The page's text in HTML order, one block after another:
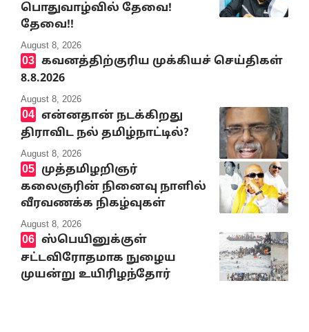
பொதுவாழ்வில் தேவை!
தேவை!!
August 8, 2026
கவனத்திற்குரிய முக்கியச் செய்திகள்
8.8.2026
August 8, 2026
என்னதான் நடக்கிறது
திராவிட நல் தமிழ்நாட்டில்?
August 8, 2026
முத்தமிழறிஞர்
கலைஞரின் நினைவு நாளில்
வீரவணக்க நிகழ்வுகள்
August 8, 2026
ஸ்பெயினுக்குள்
சட்டவிரோதமாக நுழைய
முயன்று உயிரிழந்தோர்